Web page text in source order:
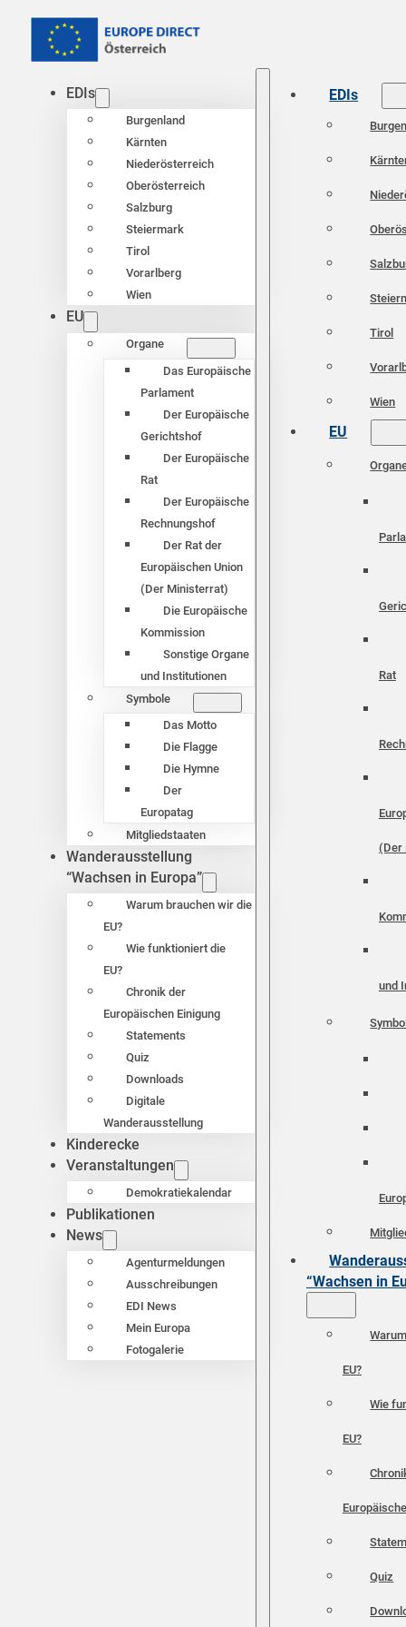
EDIs
Burgenland
Kärnten
Niederösterreich
Oberösterreich
Salzburg
Steiermark
Tirol
Vorarlberg
Wien
EU
Organe
Das Europäische
Parlament
Der Europäische
Gerichtshof
Der Europäische
Rat
Der Europäische
Rechnungshof
Der Rat der
Europäischen Union
(Der Ministerrat)
Die Europäische
Kommission
Sonstige Organe
und Institutionen
Symbole
Das Motto
Die Flagge
Die Hymne
Der
Europatag
Mitgliedstaaten
Wanderausstellung
“Wachsen in Europa”
Warum brauchen wir die
EU?
Wie funktioniert die
EU?
Chronik der
Europäischen Einigung
Statements
Quiz
Downloads
Digitale
Wanderausstellung
Kinderecke
Veranstaltungen
Demokratiekalendar
Publikationen
News
Agenturmeldungen
Ausschreibungen
EDI News
Mein Europa
Fotogalerie
EDIs
Tirol
Wien
EU
Rat
(Der
und
“Wachsen in
EU?
Wie
EU?
Quiz